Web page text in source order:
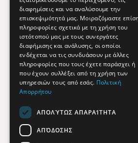
Απόρρητο
Όροι Χρήσης
Πολιτική προστασίας
Findhere
Social Media
διαφημίσεις και να αναλύσουμε την
επισκεψιμότητά μας. Μοιραζόμαστε
πληροφορίες σχετικά με τη χρήση του
ιστότοπού μας με τους συνεργάτες
διαφήμισης και ανάλυσης, οι οποίοι
ενδέχεται να τις συνδυάσουν με άλλες
πληροφορίες που τους έχετε παράσχει ή
που έχουν συλλέξει από τη χρήση των
υπηρεσιών τους από εσάς. Πολιτική
Απορρήτου
ΑΠΟΛΎΤΩΣ ΑΠΑΡΑΊΤΗΤΑ
ΑΠΌΔΟΣΗΣ